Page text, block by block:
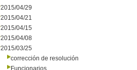
2015/04/29
2015/04/21
2015/04/15
2015/04/08
2015/03/25
corrección de resolución
Funcionarios